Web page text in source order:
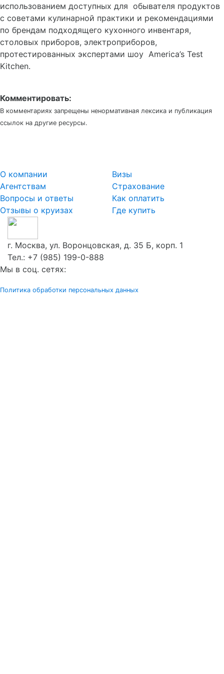
использованием доступных для обывателя продуктов
с советами кулинарной практики и рекомендациями
по брендам подходящего кухонного инвентаря,
столовых приборов, электроприборов,
протестированных экспертами шоу America’s Test
Kitchen.
Комментировать:
В комментариях запрещены ненормативная лексика и публикация
ссылок на другие ресурсы.
О компании
Агентствам
Вопросы и ответы
Отзывы о круизах
Визы
Страхование
Как оплатить
Где купить
г. Москва, ул. Воронцовская, д. 35 Б, корп. 1
Тел.: +7 (985) 199-0-888
Мы в соц. сетях:
Политика обработки персональных данных